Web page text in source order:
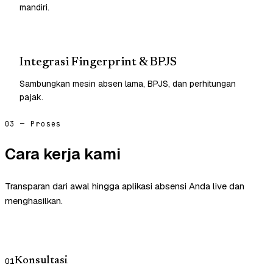
mandiri.
Integrasi Fingerprint & BPJS
Sambungkan mesin absen lama, BPJS, dan perhitungan
pajak.
03 — Proses
Cara kerja kami
Transparan dari awal hingga aplikasi absensi Anda live dan
menghasilkan.
01Konsultasi